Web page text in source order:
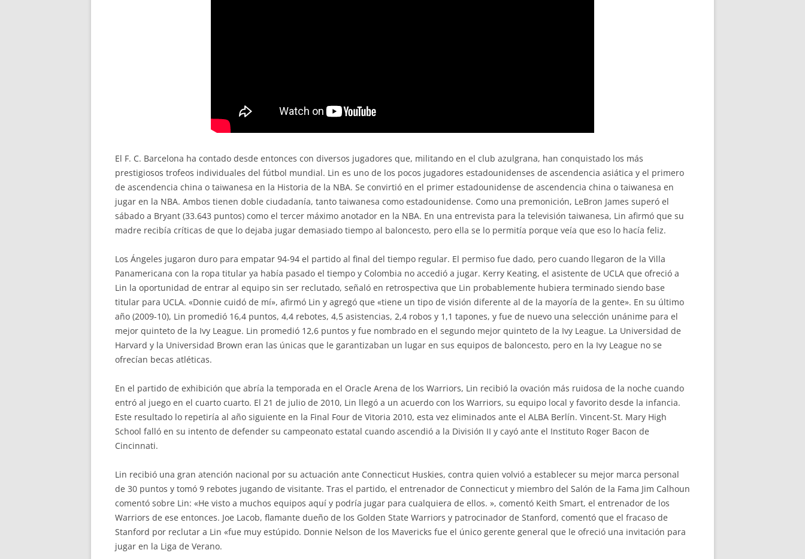
El F. C. Barcelona ha contado desde entonces con diversos jugadores que, militando en el club azulgrana, han conquistado los más
prestigiosos trofeos individuales del fútbol mundial. Lin es uno de los pocos jugadores estadounidenses de ascendencia asiática y el primero
de ascendencia china o taiwanesa en la Historia de la NBA. Se convirtió en el primer estadounidense de ascendencia china o taiwanesa en
jugar en la NBA. Ambos tienen doble ciudadanía, tanto taiwanesa como estadounidense. Como una premonición, LeBron James superó el
sábado a Bryant (33.643 puntos) como el tercer máximo anotador en la NBA. En una entrevista para la televisión taiwanesa, Lin afirmó que su
madre recibía críticas de que lo dejaba jugar demasiado tiempo al baloncesto, pero ella se lo permitía porque veía que eso lo hacía feliz.
Los Ángeles jugaron duro para empatar 94-94 el partido al final del tiempo regular. El permiso fue dado, pero cuando llegaron de la Villa
Panamericana con la ropa titular ya había pasado el tiempo y Colombia no accedió a jugar. Kerry Keating, el asistente de UCLA que ofreció a
Lin la oportunidad de entrar al equipo sin ser reclutado, señaló en retrospectiva que Lin probablemente hubiera terminado siendo base
titular para UCLA. «Donnie cuidó de mí», afirmó Lin y agregó que «tiene un tipo de visión diferente al de la mayoría de la gente». En su último
año (2009-10), Lin promedió 16,4 puntos, 4,4 rebotes, 4,5 asistencias, 2,4 robos y 1,1 tapones, y fue de nuevo una selección unánime para el
mejor quinteto de la Ivy League. Lin promedió 12,6 puntos y fue nombrado en el segundo mejor quinteto de la Ivy League. La Universidad de
Harvard y la Universidad Brown eran las únicas que le garantizaban un lugar en sus equipos de baloncesto, pero en la Ivy League no se
ofrecían becas atléticas.
En el partido de exhibición que abría la temporada en el Oracle Arena de los Warriors, Lin recibió la ovación más ruidosa de la noche cuando
entró al juego en el cuarto cuarto. El 21 de julio de 2010, Lin llegó a un acuerdo con los Warriors, su equipo local y favorito desde la infancia.
Este resultado lo repetiría al año siguiente en la Final Four de Vitoria 2010, esta vez eliminados ante el ALBA Berlín. Vincent-St. Mary High
School falló en su intento de defender su campeonato estatal cuando ascendió a la División II y cayó ante el Instituto Roger Bacon de
Cincinnati.
Lin recibió una gran atención nacional por su actuación ante Connecticut Huskies, contra quien volvió a establecer su mejor marca personal
de 30 puntos y tomó 9 rebotes jugando de visitante. Tras el partido, el entrenador de Connecticut y miembro del Salón de la Fama Jim Calhoun
comentó sobre Lin: «He visto a muchos equipos aquí y podría jugar para cualquiera de ellos. », comentó Keith Smart, el entrenador de los
Warriors de ese entonces. Joe Lacob, flamante dueño de los Golden State Warriors y patrocinador de Stanford, comentó que el fracaso de
Stanford por reclutar a Lin «fue muy estúpido. Donnie Nelson de los Mavericks fue el único gerente general que le ofreció una invitación para
jugar en la Liga de Verano.